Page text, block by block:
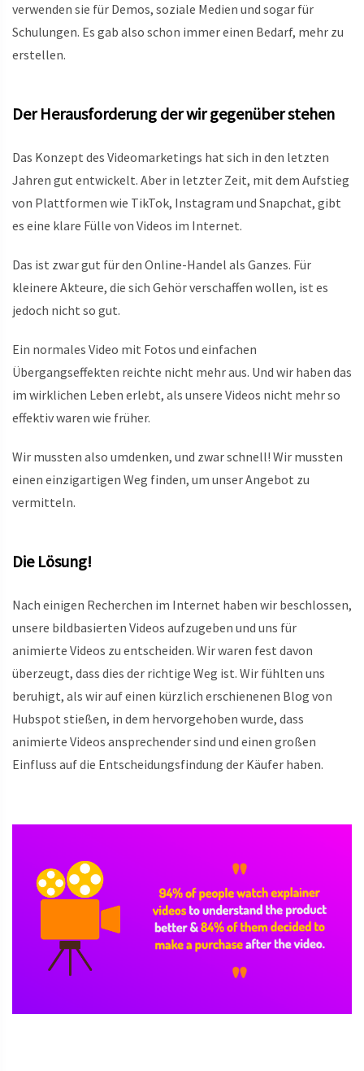
verwenden sie für Demos, soziale Medien und sogar für
Schulungen. Es gab also schon immer einen Bedarf, mehr zu
erstellen.
Der Herausforderung der wir gegenüber stehen
Das Konzept des Videomarketings hat sich in den letzten
Jahren gut entwickelt. Aber in letzter Zeit, mit dem Aufstieg
von Plattformen wie TikTok, Instagram und Snapchat, gibt
es eine klare Fülle von Videos im Internet.
Das ist zwar gut für den Online-Handel als Ganzes. Für
kleinere Akteure, die sich Gehör verschaffen wollen, ist es
jedoch nicht so gut.
Ein normales Video mit Fotos und einfachen
Übergangseffekten reichte nicht mehr aus. Und wir haben das
im wirklichen Leben erlebt, als unsere Videos nicht mehr so
effektiv waren wie früher.
Wir mussten also umdenken, und zwar schnell! Wir mussten
einen einzigartigen Weg finden, um unser Angebot zu
vermitteln.
Die Lösung!
Nach einigen Recherchen im Internet haben wir beschlossen,
unsere bildbasierten Videos aufzugeben und uns für
animierte Videos zu entscheiden. Wir waren fest davon
überzeugt, dass dies der richtige Weg ist. Wir fühlten uns
beruhigt, als wir auf einen kürzlich erschienenen Blog von
Hubspot stießen, in dem hervorgehoben wurde, dass
animierte Videos ansprechender sind und einen großen
Einfluss auf die Entscheidungsfindung der Käufer haben.